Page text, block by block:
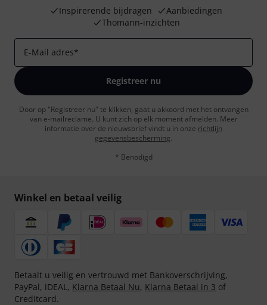
Inspirerende bijdragen
Aanbiedingen
Thomann-inzichten
E-Mail adres*
Registreer nu
Door op "Registreer nu" te klikken, gaat u akkoord met het ontvangen
van e-mailreclame. U kunt zich op elk moment afmelden. Meer
informatie over de nieuwsbrief vindt u in onze richtlijn
gegevensbescherming.
* Benodigd
Winkel en betaal veilig
Betaalt u veilig en vertrouwd met Bankoverschrijving,
PayPal, iDEAL, Klarna Betaal Nu, Klarna Betaal in 3 of
Creditcard.